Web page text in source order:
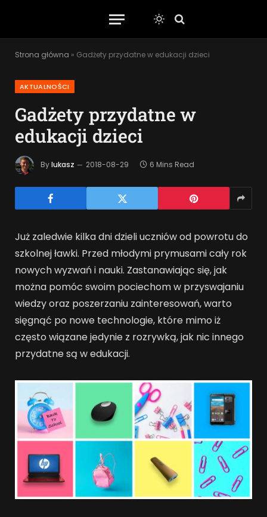
Strona główna » Gadżety przydatne w edukacji dzieci
AKTUALNOŚCI
Gadżety przydatne w
edukacji dzieci
Bylukasz 2018-08-29 6 Mins Read
Już zaledwie kilka dni dzieli uczniów od powrotu do
szkolnej ławki. Przed młodymi prymusami cały rok
nowych wyzwań i nauki. Zastanawiając się, jak
można pomóc swoim pociechom w przyswajaniu
wiedzy oraz poszerzaniu zainteresowań, warto
sięgnąć po nowe technologie, które mimo iż
często wiązane jedynie z rozrywką, jak nic innego
przydatne są w edukacji.